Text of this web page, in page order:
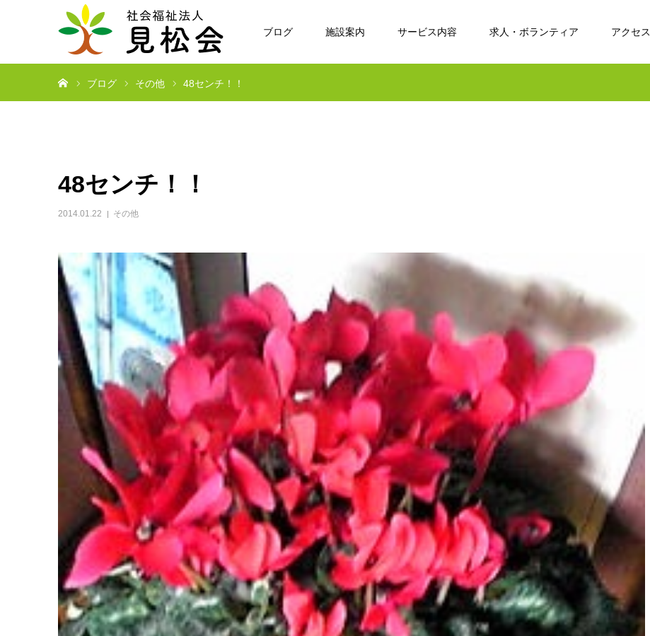
ブログ 施設案内 サービス内容 求人・ボランティア アクセス
ブログ その他 48センチ！！
48センチ！！
2014.01.22 その他